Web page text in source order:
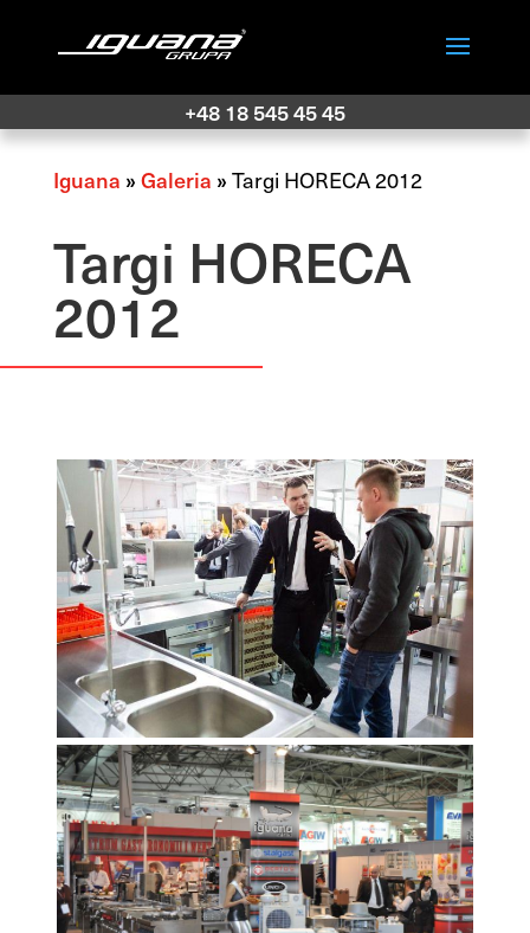
+48 18 545 45 45
Iguana »Galeria »Targi HORECA 2012
Targi HORECA
2012